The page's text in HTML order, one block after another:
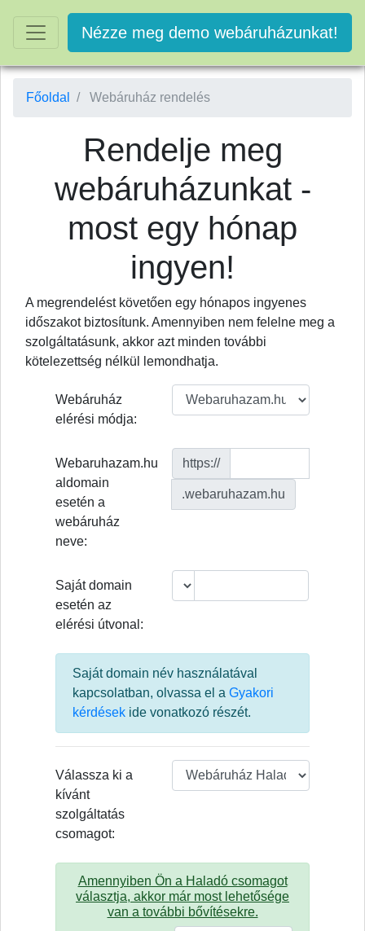
Nézze meg demo webáruházunkat!
Főoldal Webáruház rendelés
Rendelje meg
webáruházunkat -
most egy hónap
ingyen!
A megrendelést követően egy hónapos ingyenes
időszakot biztosítunk. Amennyiben nem felelne meg a
szolgáltatásunk, akkor azt minden további
kötelezettség nélkül lemondhatja.
Webáruház
elérési módja:
Webaruhazam.hu
aldomain
esetén a
webáruház
neve:
https://
.webaruhazam.hu
Saját domain
esetén az
elérési útvonal:
Saját domain név használatával
kapcsolatban, olvassa el a Gyakori
kérdések ide vonatkozó részét.
Válassza ki a
kívánt
szolgáltatás
csomagot:
Amennyiben Ön a Haladó csomagot
választja, akkor már most lehetősége
van a további bővítésekre.